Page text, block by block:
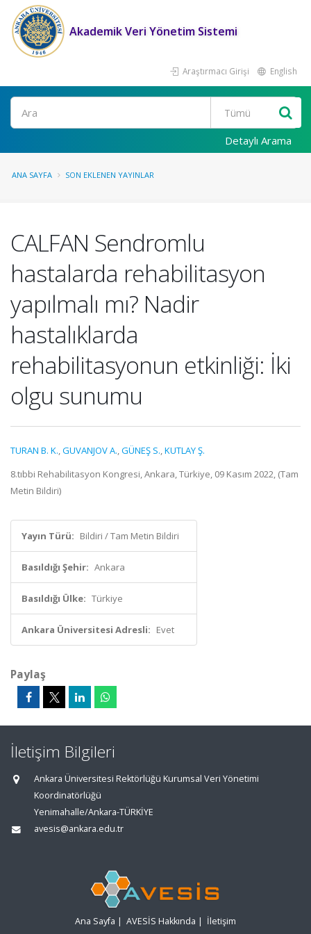
Akademik Veri Yönetim Sistemi
Araştırmacı Girişi English
Ara
Detaylı Arama
ANA SAYFA SON EKLENEN YAYINLAR
CALFAN Sendromlu
hastalarda rehabilitasyon
yapılmalı mı? Nadir
hastalıklarda
rehabilitasyonun etkinliği: İki
olgu sunumu
TURAN B. K.,GUVANJOV A.,GÜNEŞ S.,KUTLAY Ş.
8.tıbbi Rehabilitasyon Kongresi, Ankara, Türkiye, 09 Kasım 2022, (Tam
Metin Bildiri)
Yayın Türü: Bildiri / Tam Metin Bildiri
Basıldığı Şehir: Ankara
Basıldığı Ülke: Türkiye
Ankara Üniversitesi Adresli: Evet
Paylaş
İletişim Bilgileri
Ankara Üniversitesi Rektörlüğü Kurumsal Veri Yönetimi
Koordinatörlüğü
Yenimahalle/Ankara-TÜRKİYE
avesis@ankara.edu.tr
Ana Sayfa | AVESİS Hakkında | İletişim